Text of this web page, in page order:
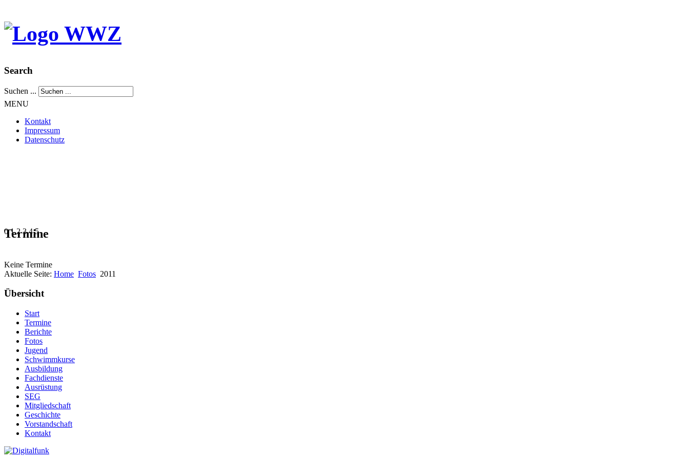
Search
Suchen ...
MENU
Kontakt
Impressum
Datenschutz
012345
Termine
Keine Termine
Aktuelle Seite: Home Fotos 2011
Übersicht
Start
Termine
Berichte
Fotos
Jugend
Schwimmkurse
Ausbildung
Fachdienste
Ausrüstung
SEG
Mitgliedschaft
Geschichte
Vorstandschaft
Kontakt